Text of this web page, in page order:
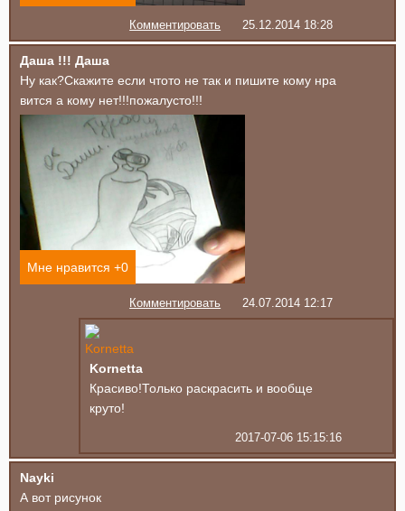
Комментировать 25.12.2014 18:28
Даша !!! Даша
Ну как?Скажите если чтото не так и пишите кому нра
вится а кому нет!!!пожалусто!!!
Мне нравится +0
Комментировать 24.07.2014 12:17
Kornetta
Красиво!Только раскрасить и вообще
круто!
2017-07-06 15:15:16
Nayki
А вот рисунок